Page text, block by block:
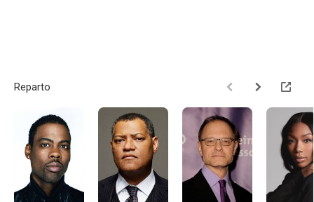
Reparto